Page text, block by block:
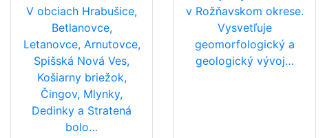
V obciach Hrabušice,
Betlanovce,
Letanovce, Arnutovce,
Spišská Nová Ves,
Košiarny briežok,
Čingov, Mlynky,
Dedinky a Stratená
bolo…
v Rožňavskom okrese.
Vysvetľuje
geomorfologický a
geologický vývoj…